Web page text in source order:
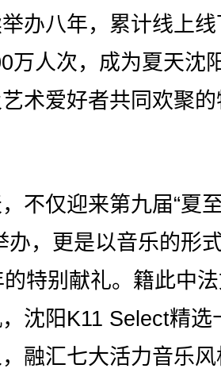
办八年，累计线上
万人次，成为夏天沈
术爱好者共同欢聚
仅迎来第九届“夏
办，更是以音乐的形
特别献礼。籍此中
沈阳K11 Select精选
融汇七大活力音乐